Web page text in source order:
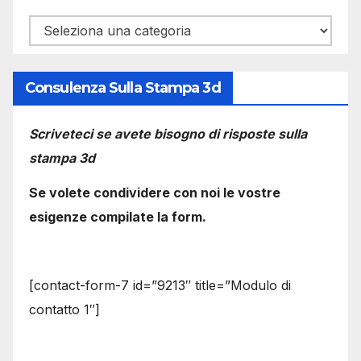
Categorie
Consulenza Sulla Stampa 3d
Scriveteci se avete bisogno di risposte sulla
stampa 3d
Se volete condividere con noi le vostre
esigenze compilate la form.
[contact-form-7 id=”9213″ title=”Modulo di
contatto 1″]